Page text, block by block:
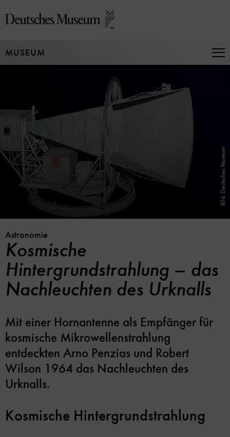
zum
MUSEUM
Bild: Deutsches Museum
Astronomie
Kosmische
Hintergrundstrahlung – das
Nachleuchten des Urknalls
Mit einer Hornantenne als Empfänger für
kosmische Mikrowellenstrahlung
entdeckten Arno Penzias und Robert
Wilson 1964 das Nachleuchten des
Urknalls.
Kosmische Hintergrundstrahlung